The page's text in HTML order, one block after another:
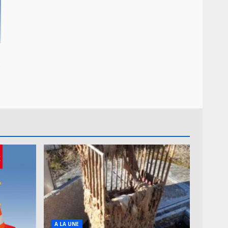
A LA UNE